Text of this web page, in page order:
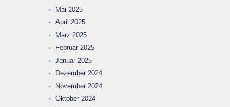
Mai 2025
April 2025
März 2025
Februar 2025
Januar 2025
Dezember 2024
November 2024
Oktober 2024